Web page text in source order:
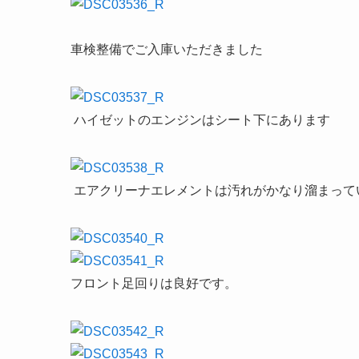
車検整備でご入庫いただきました
ハイゼットのエンジンはシート下にあります
エアクリーナエレメントは汚れがかなり溜まっ
フロント足回りは良好です。